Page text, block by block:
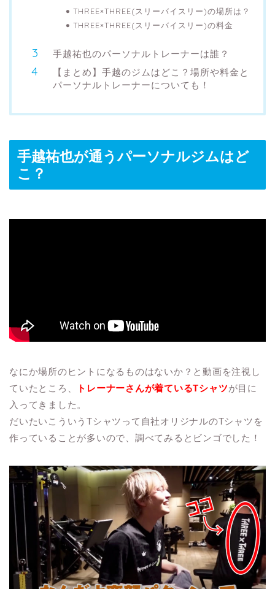
THREE×THREE(スリーバイスリー)の場所は？
THREE×THREE(スリーバイスリー)の料金
手越祐也のパーソナルトレーナーは誰？
【まとめ】手越のジムはどこ？場所や料金と
パーソナルトレーナーについても！
手越祐也が通うパーソナルジムはど
こ？
なにか場所のヒントになるものはないか？と動画を注視し
ていたところ、
トレーナーさんが着ているTシャツが目に
入ってきました。
だいたいこういうTシャツって自社オリジナルのTシャツを
作っていることが多いので、調べてみるとビンゴでした！